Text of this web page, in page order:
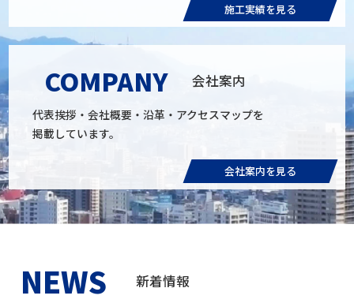
施工実績を見る
COMPANY 会社案内
代表挨拶・会社概要・沿革・アクセスマップを
掲載しています。
会社案内を見る
NEWS 新着情報